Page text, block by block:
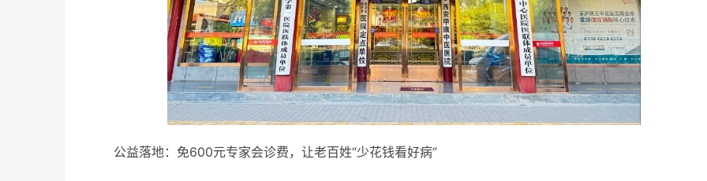
公益落地：免600元专家会诊费，让老百姓“少花钱看好病”